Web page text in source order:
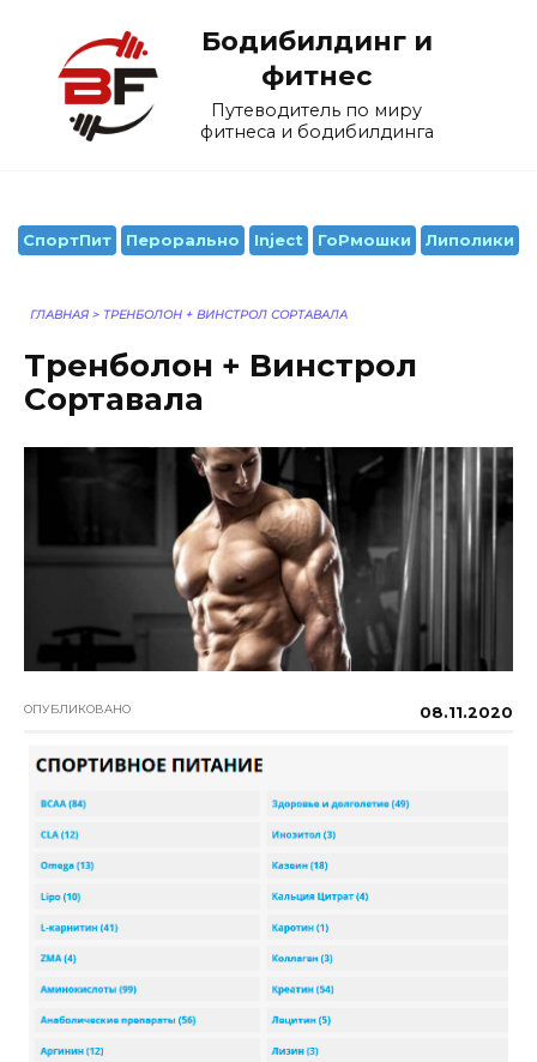
содержанию
Бодибилдинг и
фитнес
Путеводитель по миру
фитнеса и бодибилдинга
СпортПит Перорально Inject ГоРмошки Липолики
ГЛАВНАЯ > ТРЕНБОЛОН + ВИНСТРОЛ СОРТАВАЛА
Тренболон + Винстрол
Сортавала
ОПУБЛИКОВАНО 08.11.2020